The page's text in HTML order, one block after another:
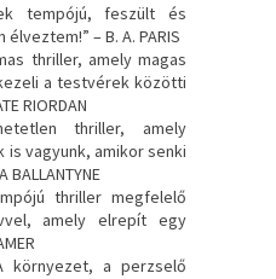
tempójú, feszült és
– B. A. PARIS
thriller, amely magas
a testvérek közötti
RIORDAN
thriller, amely
vagyunk, amikor senki
thriller megfelelő
amely elrepít egy
környezet, a perzselő